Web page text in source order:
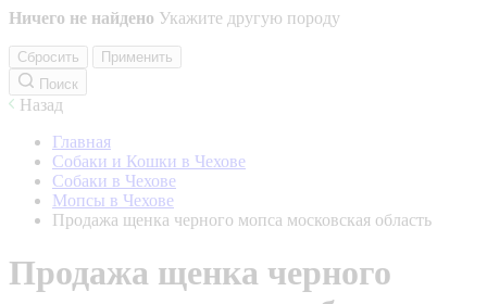
Ничего не найдено Укажите другую породу
Сбросить
Применить
Поиск
Назад
Главная
Собаки и Кошки в Чехове
Собаки в Чехове
Мопсы в Чехове
Продажа щенка черного мопса московская область
Продажа щенка черного